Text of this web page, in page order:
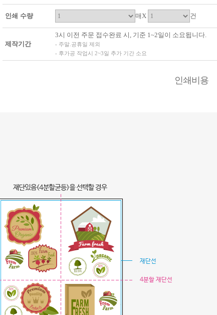
인쇄 수량 매X 건
제작기간
3시 이전 주문 접수완료 시, 기준 1~2일이 소요됩니다.
- 주말.공휴일 제외
- 후가공 작업시 2~3일 추가 기간 소요
인쇄비용